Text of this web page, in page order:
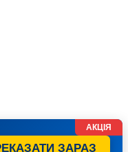
ЗАРАЗ
АКЦІЯ